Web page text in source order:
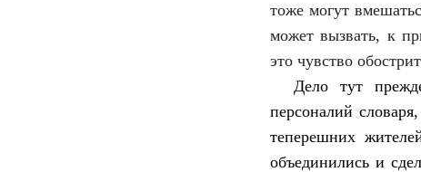
тоже могут
может вызвать, к
это чувство
Дело тут
персоналий
теперешних
объединились и